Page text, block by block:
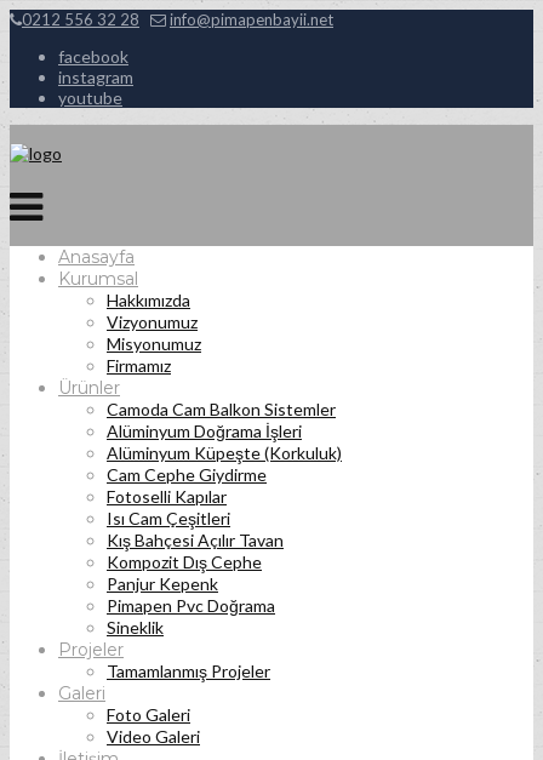
0212 556 32 28 info@pimapenbayii.net
facebook
instagram
youtube
Anasayfa
Kurumsal
Hakkımızda
Vizyonumuz
Misyonumuz
Firmamız
Ürünler
Camoda Cam Balkon Sistemler
Alüminyum Doğrama İşleri
Alüminyum Küpeşte (Korkuluk)
Cam Cephe Giydirme
Fotoselli Kapılar
Isı Cam Çeşitleri
Kış Bahçesi Açılır Tavan
Kompozit Dış Cephe
Panjur Kepenk
Pimapen Pvc Doğrama
Sineklik
Projeler
Tamamlanmış Projeler
Galeri
Foto Galeri
Video Galeri